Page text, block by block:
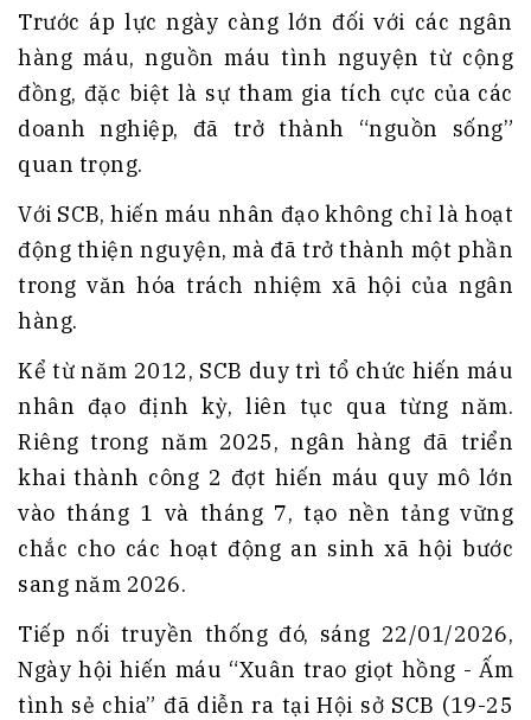
Trước áp lực ngày càng lớn đối với các ngân
hàng máu, nguồn máu tình nguyện từ cộng
đồng, đặc biệt là sự tham gia tích cực của các
doanh nghiệp, đã trở thành “nguồn sống”
quan trọng.
Với SCB, hiến máu nhân đạo không chỉ là hoạt
động thiện nguyện, mà đã trở thành một phần
trong văn hóa trách nhiệm xã hội của ngân
hàng.
Kể từ năm 2012, SCB duy trì tổ chức hiến máu
nhân đạo định kỳ, liên tục qua từng năm.
Riêng trong năm 2025, ngân hàng đã triển
khai thành công 2 đợt hiến máu quy mô lớn
vào tháng 1 và tháng 7, tạo nền tảng vững
chắc cho các hoạt động an sinh xã hội bước
sang năm 2026.
Tiếp nối truyền thống đó, sáng 22/01/2026,
Ngày hội hiến máu “Xuân trao giọt hồng - Ấm
tình sẻ chia” đã diễn ra tại Hội sở SCB (19-25